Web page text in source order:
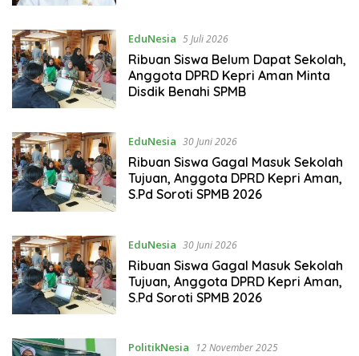
EduNesia 5 Juli 2026
Ribuan Siswa Belum Dapat Sekolah,
Anggota DPRD Kepri Aman Minta
Disdik Benahi SPMB
EduNesia 30 Juni 2026
Ribuan Siswa Gagal Masuk Sekolah
Tujuan, Anggota DPRD Kepri Aman,
S.Pd Soroti SPMB 2026
EduNesia 30 Juni 2026
Ribuan Siswa Gagal Masuk Sekolah
Tujuan, Anggota DPRD Kepri Aman,
S.Pd Soroti SPMB 2026
PolitikNesia 12 November 2025